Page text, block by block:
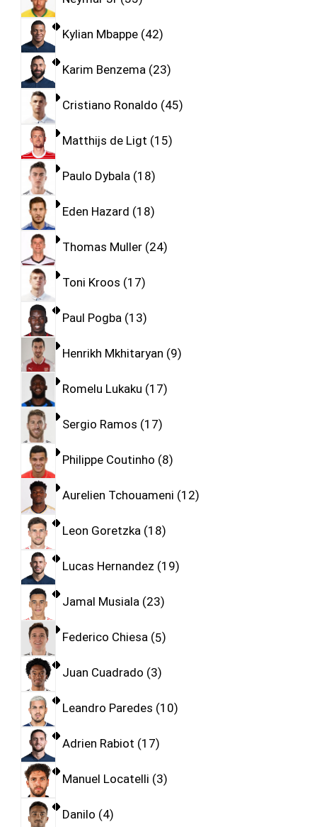
Kylian Mbappe 42
Karim Benzema 23
Cristiano Ronaldo 45
Matthijs de Ligt 15
Paulo Dybala 18
Eden Hazard 18
Thomas Muller 24
Toni Kroos 17
Paul Pogba 13
Henrikh Mkhitaryan 9
Romelu Lukaku 17
Sergio Ramos 17
Philippe Coutinho 8
Aurelien Tchouameni 12
Leon Goretzka 18
Lucas Hernandez 19
Jamal Musiala 23
Federico Chiesa 5
Juan Cuadrado 3
Leandro Paredes 10
Adrien Rabiot 17
Manuel Locatelli 3
Danilo 4